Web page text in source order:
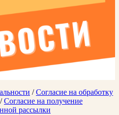
/Согласие на обработку
/Согласие на получение
рассылки